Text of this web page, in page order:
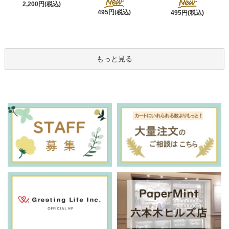
2,200円(税込)
495円(税込)
495円(税込)
もっと見る